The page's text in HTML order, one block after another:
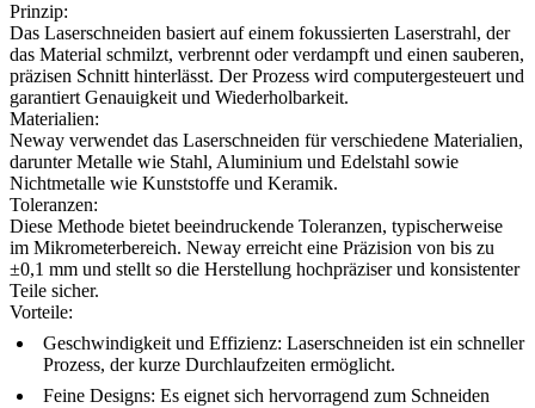
Prinzip:
Das Laserschneiden basiert auf einem fokussierten Laserstrahl, der
das Material schmilzt, verbrennt oder verdampft und einen sauberen,
präzisen Schnitt hinterlässt. Der Prozess wird computergesteuert und
garantiert Genauigkeit und Wiederholbarkeit.
Materialien:
Neway verwendet das Laserschneiden für verschiedene Materialien,
darunter Metalle wie Stahl, Aluminium und Edelstahl sowie
Nichtmetalle wie Kunststoffe und Keramik.
Toleranzen:
Diese Methode bietet beeindruckende Toleranzen, typischerweise
im Mikrometerbereich. Neway erreicht eine Präzision von bis zu
±0,1 mm und stellt so die Herstellung hochpräziser und konsistenter
Teile sicher.
Vorteile:
Geschwindigkeit und Effizienz: Laserschneiden ist ein schneller
Prozess, der kurze Durchlaufzeiten ermöglicht.
Feine Designs: Es eignet sich hervorragend zum Schneiden